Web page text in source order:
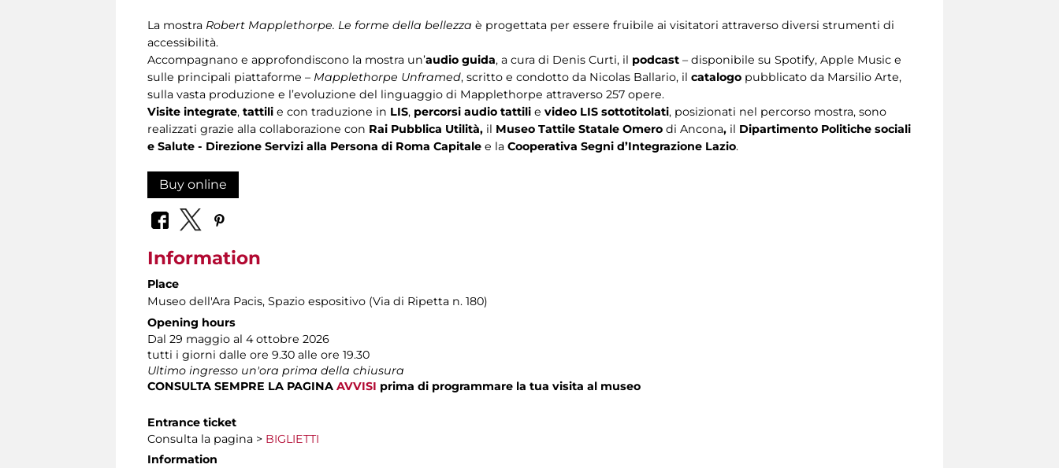
La mostra Robert Mapplethorpe. Le forme della bellezza è progettata per essere fruibile ai visitatori attraverso diversi strumenti di
accessibilità.
Accompagnano e approfondiscono la mostra un’audio guida, a cura di Denis Curti, il podcast – disponibile su Spotify, Apple Music e
sulle principali piattaforme – Mapplethorpe Unframed, scritto e condotto da Nicolas Ballario, il catalogo pubblicato da Marsilio Arte,
sulla vasta produzione e l’evoluzione del linguaggio di Mapplethorpe attraverso 257 opere.
Visite integrate, tattili e con traduzione in LIS, percorsi audio tattili e video LIS sottotitolati, posizionati nel percorso mostra, sono
realizzati grazie alla collaborazione con Rai Pubblica Utilità, il Museo Tattile Statale Omero di Ancona, il Dipartimento Politiche sociali
e Salute - Direzione Servizi alla Persona di Roma Capitale e la Cooperativa Segni d’Integrazione Lazio.
Buy online
Information
Place
Museo dell'Ara Pacis, Spazio espositivo (Via di Ripetta n. 180)
Opening hours
Dal 29 maggio al 4 ottobre 2026
tutti i giorni dalle ore 9.30 alle ore 19.30
Ultimo ingresso un'ora prima della chiusura
CONSULTA SEMPRE LA PAGINA AVVISI prima di programmare la tua visita al museo
Entrance ticket
Consulta la pagina > BIGLIETTI
Information